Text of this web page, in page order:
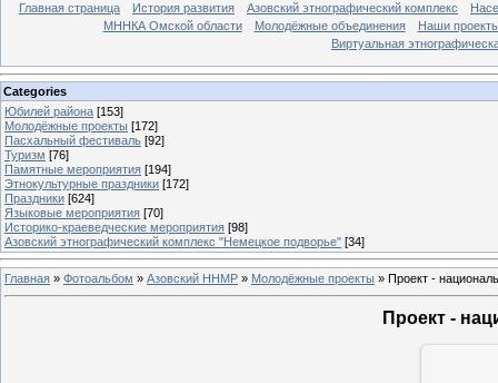
Главная страница История развития Азовский этнографический комплекс
МННКА Омской области
Молодёжные объединения
Наши
Виртуальная
Categories
Юбилей района [153]
Молодёжные проекты [172]
Пасхальный фестиваль [92]
Туризм [76]
Памятные мероприятия [194]
Этнокультурные праздники [172]
Праздники [624]
Языковые мероприятия [70]
Историко-краеведческие мероприятия [98]
Азовский этнографический комплекс "Немецкое подворье" [34]
Главная » Фотоальбом » Азовский ННМР » Молодёжные проекты » Проект -
Проект -